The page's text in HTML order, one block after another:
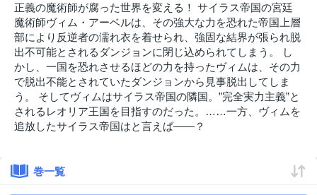
正義の魔術師が腐った世界を変える！ サイラス帝国の宮廷
魔術師ヴィム・アーベルは、その強大な力を恐れた帝国上層
部により反逆者の濡れ衣を着せられ、強固な結界が張られ脱
出不可能とされるダンジョンに閉じ込められてしまう。 し
かし、一国を恐れさせるほどの力を持ったヴィムは、その力
で脱出不能とされていたダンジョンから見事脱出してしま
う。 そしてヴィムはサイラス帝国の隣国。”完全実力主義”と
されるレオリア王国を目指すのだった。……一方、ヴィムを
追放したサイラス帝国はと言えば――？
巻一覧